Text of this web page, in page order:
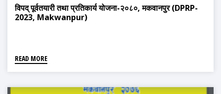
विपद् पूर्वतयारी तथा प्रतिकार्य योजना-२०८०, मकवानपुर (DPRP-
2023, Makwanpur)
READ MORE